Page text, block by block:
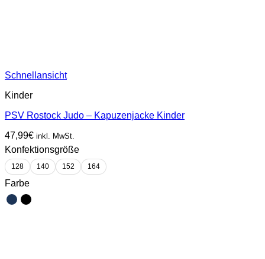
Schnellansicht
Kinder
PSV Rostock Judo – Kapuzenjacke Kinder
47,99€ inkl. MwSt.
Konfektionsgröße
128 140 152 164
Farbe